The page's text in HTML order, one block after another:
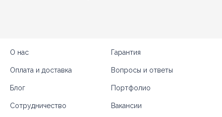
О нас Гарантия
Оплата и доставка Вопросы и ответы
Блог Портфолио
Сотрудничество Вакансии